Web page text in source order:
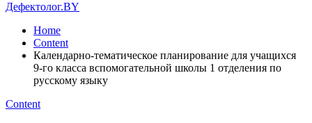
Дефектолог.BY
Home
Content
Календарно-тематическое планирование для учащихся
9-го класса вспомогательной школы 1 отделения по
русскому языку
Content